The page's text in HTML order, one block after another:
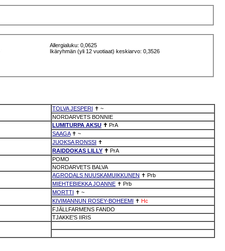
Allergialuku: 0,0625
Ikäryhmän (yli 12 vuotiaat) keskiarvo: 0,3526
TOLVA JESPERI ✝ ~
NORDARVETS BONNIE
LUMITURPA AKSU ✝ PrA
SAAGA✝ ~
JUOKSA RONSSI ✝
RAIDDOKAS LILLY ✝ PrA
POMO
NORDARVETS BALVA
AGRODALS NUUSKAMUIKKUNEN ✝ Prb
MIEHTEBIEKKA JOANNE ✝ Prb
MORTTI ✝ ~
KIVIMANNUN ROSEY-BOHEEMI ✝ Hc
FJÄLLFARMENS FANDO
TJAKKE'S IIRIS